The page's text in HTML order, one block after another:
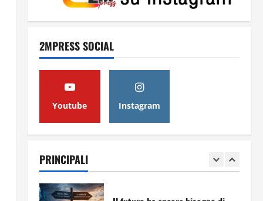
2MPRESS SOCIAL
Youtube Instagram
PRINCIPALI
4 12 Giugno 2026
Obiettivi
8 Giugno 2026
il Majorana-Maitani al Festival